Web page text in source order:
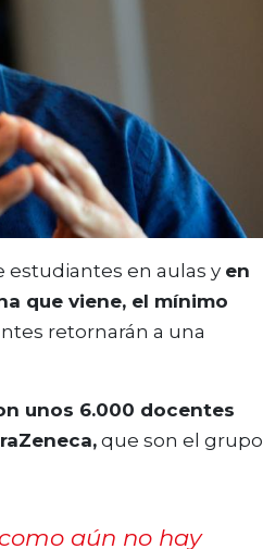
estudiantes en aulas y en
que viene, el mínimo
retornarán a una
unos 6.000 docentes
que son el grupo
aún no hay